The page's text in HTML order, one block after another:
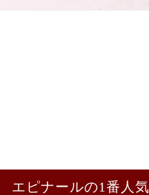
エピナールの1番人気